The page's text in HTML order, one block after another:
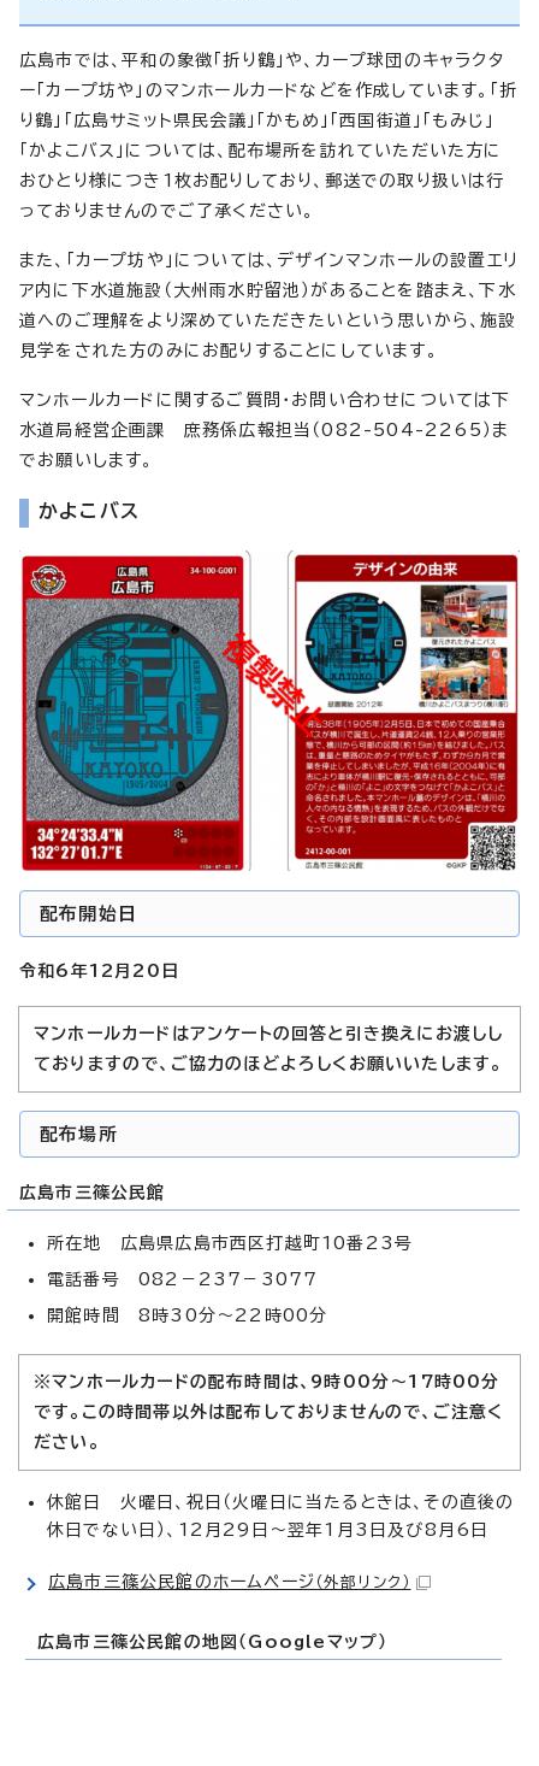
広島市では、平和の象徴「折り鶴」や、カープ球団のキャラクタ
ー「カープ坊や」のマンホールカードなどを作成しています。「折
り鶴」「広島サミット県民会議」「かもめ」「西国街道」「もみじ」
「かよこバス」については、配布場所を訪れていただいた方に
おひとり様につき1枚お配りしており、郵送での取り扱いは行
っておりませんのでご了承ください。
また、「カープ坊や」については、デザインマンホールの設置エリ
ア内に下水道施設（大州雨水貯留池）があることを踏まえ、下水
道へのご理解をより深めていただきたいという思いから、施設
見学をされた方のみにお配りすることにしています。
マンホールカードに関するご質問・お問い合わせについては下
水道局経営企画課 庶務係広報担当（082-504-2265）ま
でお願いします。
かよこバス
配布開始日
令和6年12月20日
マンホールカードはアンケートの回答と引き換えにお渡しし
ておりますので、ご協力のほどよろしくお願いいたします。
配布場所
広島市三篠公民館
所在地 広島県広島市西区打越町10番23号
電話番号 082－237－3077
開館時間 8時30分～22時00分
※マンホールカードの配布時間は、9時00分～17時00分
です。この時間帯以外は配布しておりませんので、ご注意く
ださい。
休館日 火曜日、祝日（火曜日に当たるときは、その直後の
休日でない日）、12月29日～翌年1月3日及び8月6日
広島市三篠公民館のホームページ （外部リンク）
広島市三篠公民館の地図（Googleマップ）